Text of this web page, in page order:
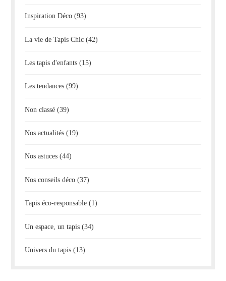
Inspiration Déco (93)
La vie de Tapis Chic (42)
Les tapis d'enfants (15)
Les tendances (99)
Non classé (39)
Nos actualités (19)
Nos astuces (44)
Nos conseils déco (37)
Tapis éco-responsable (1)
Un espace, un tapis (34)
Univers du tapis (13)